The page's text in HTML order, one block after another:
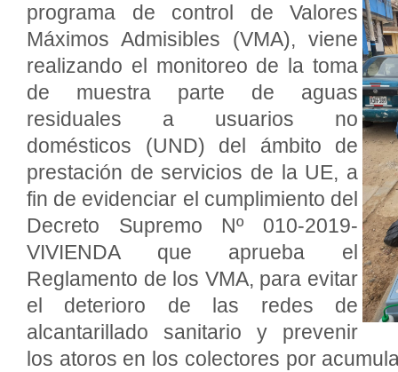
programa de control de Valores
Máximos Admisibles (VMA), viene
realizando el monitoreo de la toma
de muestra parte de aguas
residuales a usuarios no
domésticos (UND) del ámbito de
prestación de servicios de la UE, a
fin de evidenciar el cumplimiento del
Decreto Supremo Nº 010-2019-
VIVIENDA que aprueba el
Reglamento de los VMA, para evitar
el deterioro de las redes de
alcantarillado sanitario y prevenir
los atoros en los colectores por